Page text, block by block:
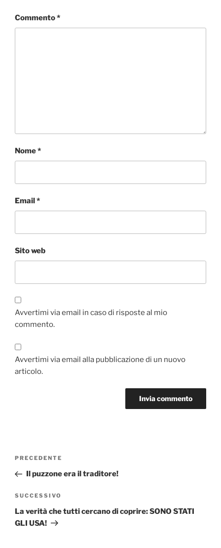
Commento*
Nome*
Email*
Sito web
Avvertimi via email in caso di risposte al mio
commento.
Avvertimi via email alla pubblicazione di un nuovo
articolo.
Navigazione
Articolo
precedente:
PRECEDENTE
Il puzzone era il traditore!
Articolo
successivo
SUCCESSIVO
La verità che tutti cercano di coprire: SONO STATI
GLI USA!